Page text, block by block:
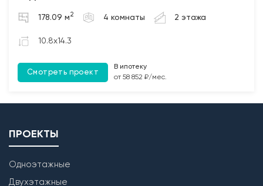
участков между плит перекрытия (при наличии);
обработкой Биозащитным составом.
Лестница
178.09 м 2 4 комнаты 2 этажа
10.8x14.3
Смотреть проект
В ипотеку
от 58 852 ₽/мес.
ПРОЕКТЫ
Одноэтажные
Двухэтажные